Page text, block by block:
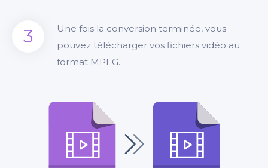
3
Une fois la conversion terminée, vous
pouvez télécharger vos fichiers vidéo au
format MPEG.